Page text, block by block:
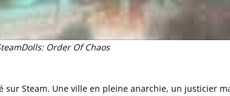
Order Of Chaos
sur Steam. Une ville en pleine anarchie, un justicier